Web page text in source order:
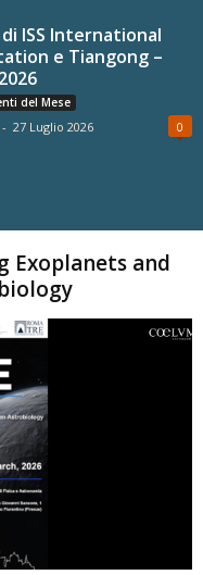
ISS International
e Tiangong –
del Mese
- 27 Luglio 2026 0
Exoplanets and